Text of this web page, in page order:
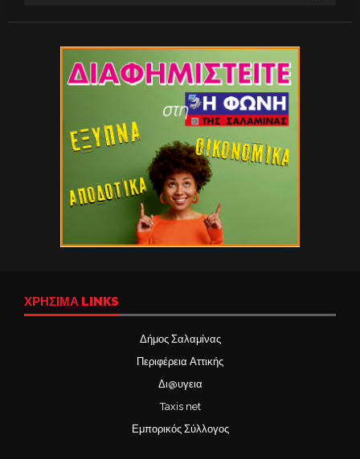
ΧΡΉΣΙΜΑ LINKS
Δήμος Σαλαμίνας
Περιφέρεια Αττικής
Δι@υγεια
Taxis net
Εμπορικός Σύλλογος